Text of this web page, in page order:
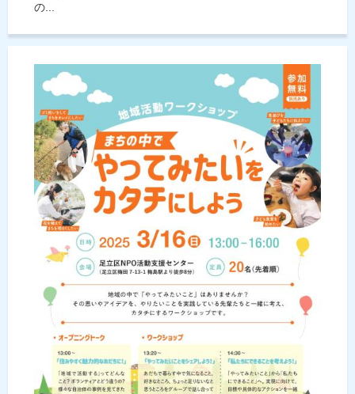
の...